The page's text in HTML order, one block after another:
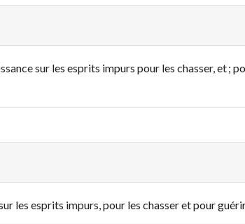
sur les esprits impurs pour les chasser, et ;
les esprits impurs, pour les chasser et pour